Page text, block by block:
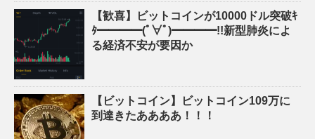
【歓喜】ビットコインが10000ドル突破ｷ
ﾀ━━━━(ﾟ∀ﾟ)━━━━!!新型肺炎によ
る経済不安が要因か
【ビットコイン】ビットコイン109万に
到達きたああああ！！！